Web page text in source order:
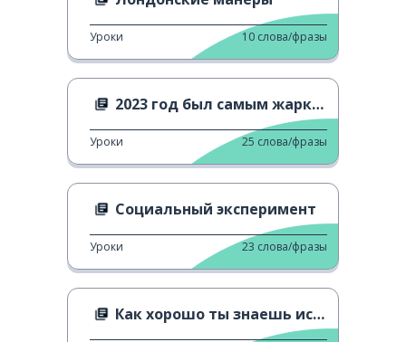
Уроки 10 слова/фразы
2023 год был самым жарким годом
Уроки 25 слова/фразы
Социальный эксперимент
Уроки 23 слова/фразы
Как хорошо ты знаешь историю ЛГБТ?